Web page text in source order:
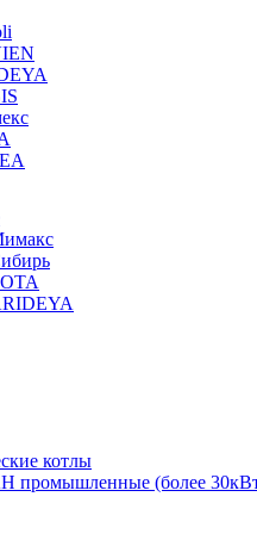
котлы
промышленные (более